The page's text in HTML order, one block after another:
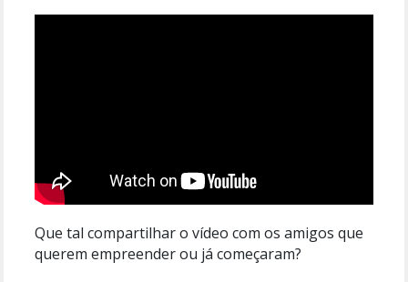
Que tal compartilhar o vídeo com os amigos que
querem empreender ou já começaram?